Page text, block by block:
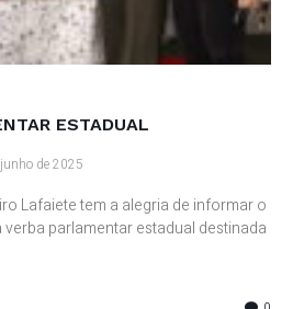
ESTADUAL
de 2025
Lafaiete tem a alegria de informar o
parlamentar estadual destinada